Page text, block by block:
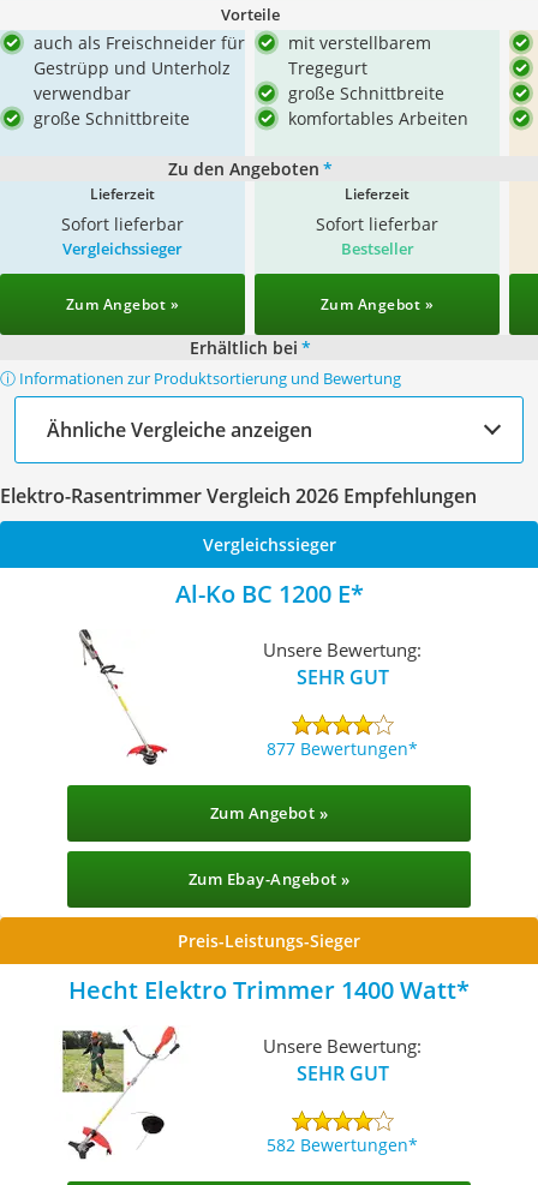
Vorteile
auch als Freischneider für
Gestrüpp und Unterholz
verwendbar
große Schnittbreite
mit verstellbarem
Tregegurt
große Schnittbreite
komfortables Arbeiten
Zu den Angeboten *
Lieferzeit
Sofort lieferbar
Lieferzeit
Sofort lieferbar
Vergleichssieger
Zum Angebot »
Bestseller
Zum Angebot »
Erhältlich bei *
ⓘ Informationen zur Produktsortierung und Bewertung
Ähnliche Vergleiche anzeigen
Elektro-Rasentrimmer Vergleich 2026 Empfehlungen
Vergleichssieger
Al-Ko BC 1200 E
Unsere Bewertung:
SEHR GUT
877 Bewertungen
Zum Angebot »
Zum Ebay-Angebot »
Preis-Leistungs-Sieger
Hecht Elektro Trimmer 1400 Watt
Unsere Bewertung:
SEHR GUT
582 Bewertungen